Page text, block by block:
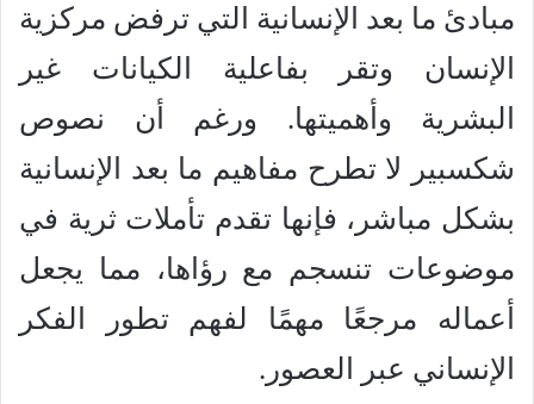
مبادئ ما بعد الإنسانية التي ترفض مركزية
الإنسان وتقر بفاعلية الكيانات غير
البشرية وأهميتها. ورغم أن نصوص
شكسبير لا تطرح مفاهيم ما بعد الإنسانية
بشكل مباشر، فإنها تقدم تأملات ثرية في
موضوعات تنسجم مع رؤاها، مما يجعل
أعماله مرجعًا مهمًا لفهم تطور الفكر
الإنساني عبر العصور.